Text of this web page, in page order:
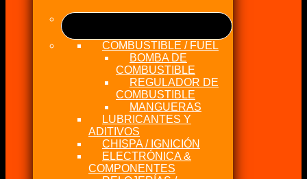
COMBUSTIBLE / FUEL
BOMBA DE
COMBUSTIBLE
REGULADOR DE
COMBUSTIBLE
MANGUERAS
LUBRICANTES Y
ADITIVOS
CHISPA / IGNICIÓN
ELECTRÓNICA &
COMPONENTES